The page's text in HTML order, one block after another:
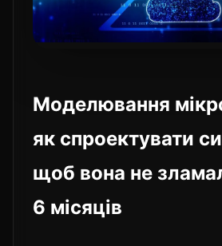
Моделювання
як спроектувати
щоб вона не
6 місяців